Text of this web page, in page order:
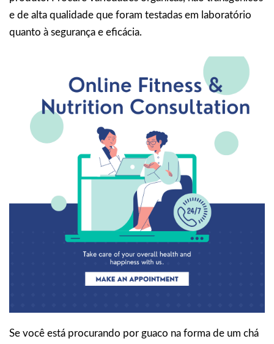
e de alta qualidade que foram testadas em laboratório
quanto à segurança e eficácia.
Se você está procurando por guaco na forma de um chá